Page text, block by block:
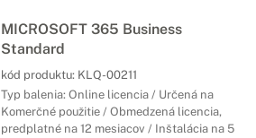
MICROSOFT 365 Business
Standard
kód produktu: KLQ-00211
Typ balenia: Online licencia / Určená na
Komerčné použitie / Obmedzená licencia,
predplatné na 12 mesiacov / Inštalácia na 5